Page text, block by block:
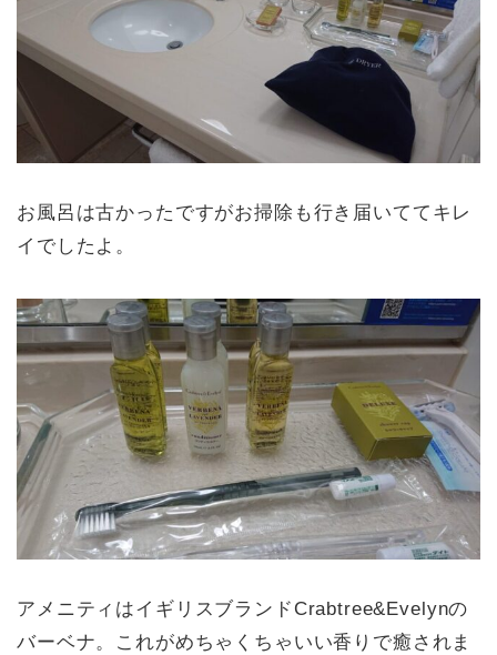
お風呂は古かったですがお掃除も行き届いててキレ
イでしたよ。
アメニティはイギリスブランドCrabtree&Evelynの
バーベナ。これがめちゃくちゃいい香りで癒されま